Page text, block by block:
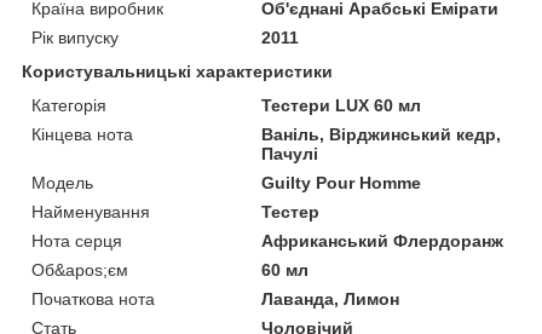
Країна виробник
Об'єднані Арабські Емірати
Рік випуску
2011
Користувальницькі характеристики
Категорія
Тестери LUX 60 мл
Кінцева нота
Ваніль, Вірджинський кедр,
Пачулі
Мoдель
Guilty Pour Homme
Найменування
Тестер
Нота серця
Африканський Флердоранж
Об&apos;єм
60 мл
Початкова нота
Лаванда, Лимон
Стать
Чоловічий